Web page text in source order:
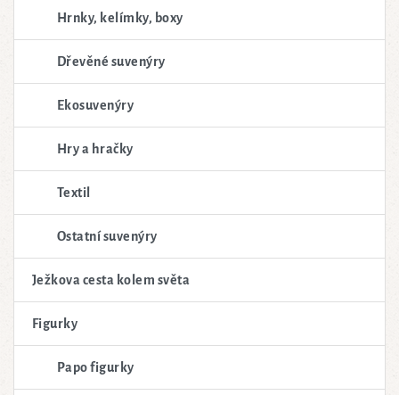
Hrnky, kelímky, boxy
Dřevěné suvenýry
Ekosuvenýry
Hry a hračky
Textil
Ostatní suvenýry
Ježkova cesta kolem světa
Figurky
Papo figurky